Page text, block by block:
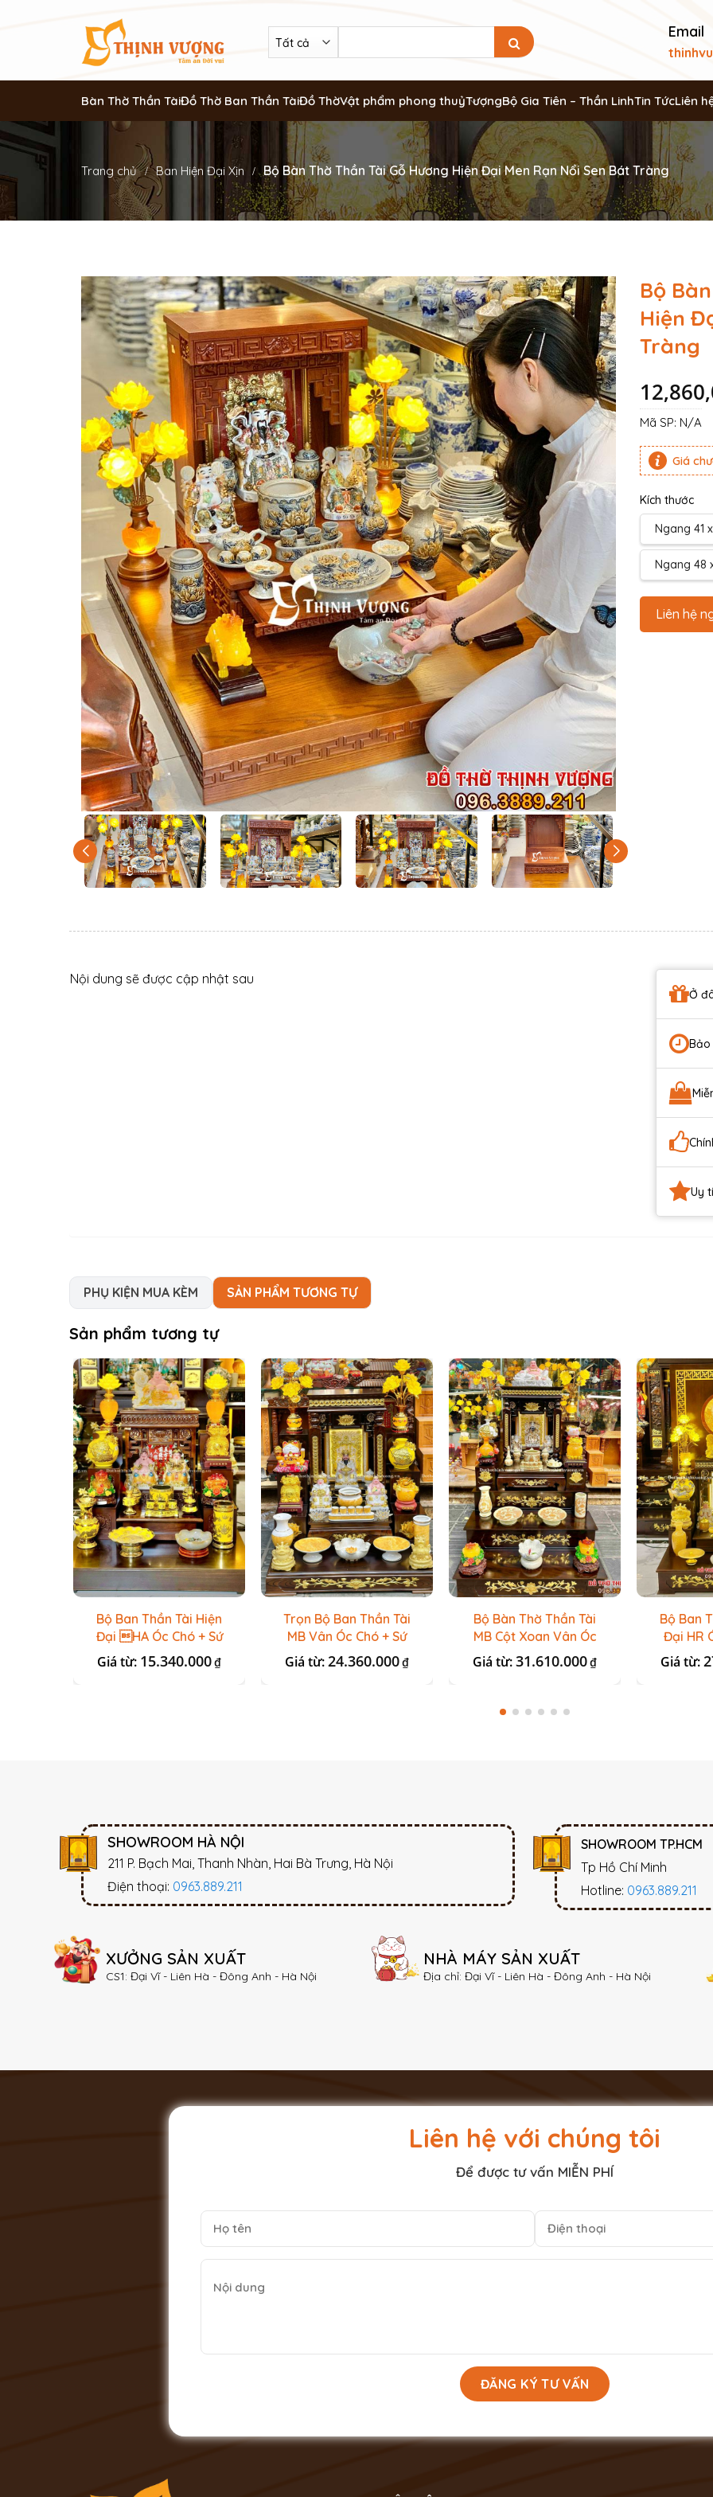
Email
Bàn Thờ Thần TàiĐồ Thờ Ban Thần TàiĐồ ThờVật phẩm phong thuỷTượngBộ Gia Tiên – Thần LinhTin TứcLiên
Trang chủ Ban Hiện Đại Xịn Bộ Bàn Thờ Thần Tài Gỗ Hương Hiện Đại Men Rạn Nổi Sen Bát Tràng
Bộ
Hiện
Tràng
Kích thước
Ngang 41
Ngang 48
Liên hệ
Mã SP: N/A
Giá
Ở
Uy
Nội dung sẽ được cập nhật sau
PHỤ KIỆN MUA KÈM SẢN PHẨM TƯƠNG TỰ
Sản phẩm tương tự
Bộ Ban Thần Tài Hiện
Đại HA Óc Chó + Sứ
Kim Sa 01
Giá từ: 15.340.000₫
Trọn Bộ Ban Thần Tài
MB Vân Óc Chó + Sứ
Vàng Đá
Giá từ:24.360.000₫
Bộ Bàn Thờ Thần Tài
MB Cột Xoan Vân Óc
Chó + Sứ Ngà Vàng
Giá từ:31.610.000₫
Bộ Ban
Đại HR
Đá
Giá từ:
SHOWROOM HÀ NỘI
211 P. Bạch Mai, Thanh Nhàn, Hai Bà Trưng, Hà Nội
Điện thoại: 0963.889.211
SHOWROOM TP.HCM
Tp Hồ Chí Minh
Hotline: 0963.889.211
XƯỞNG SẢN XUẤT
CS1: Đại Vĩ - Liên Hà - Đông Anh - Hà Nội
NHÀ MÁY SẢN XUẤT
Địa chỉ: Đại Vĩ - Liên Hà - Đông Anh - Hà Nội
Liên hệ với chúng tôi
Để được tư vấn MIỄN PHÍ